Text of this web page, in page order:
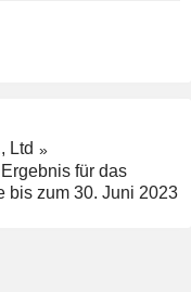
Ltd
für das
bis zum 30. Juni 2023